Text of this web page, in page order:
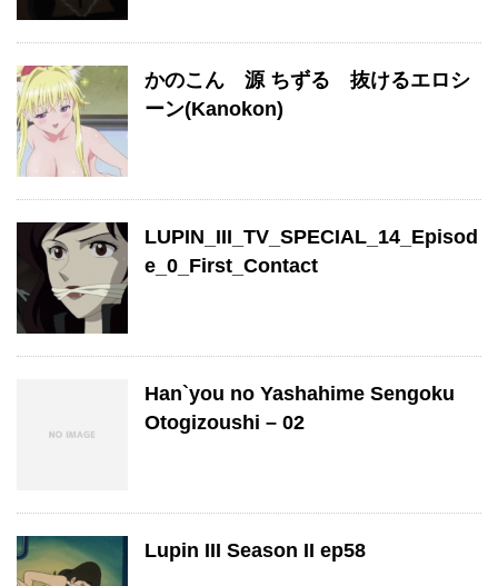
かのこん 源 ちずる 抜けるエロシ
ーン(Kanokon)
LUPIN_III_TV_SPECIAL_14_Episod
e_0_First_Contact
Han`you no Yashahime Sengoku
Otogizoushi – 02
Lupin III Season II ep58